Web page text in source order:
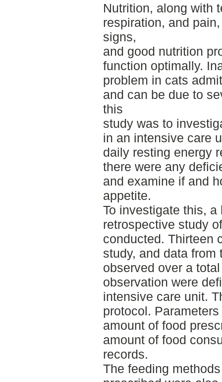
Nutrition, along with
respiration, and
signs,
and good nutrition
function optimally.
problem in cats
and can be due to
this
study was to
in an intensive care
daily resting energy
there were any
and examine if and
appetite.
To investigate this,
retrospective study
conducted. Thirteen
study, and data from
observed over a
observation were
intensive care unit.
protocol.
amount of food
amount of food
records.
The feeding